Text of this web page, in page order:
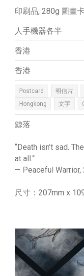
印刷品, 280g 圖畫
人手機器各半
香港
香港
Postcard 明信片
Hongkong
文字
鯨落
“Death isn’t sad.
at all.”
— Peaceful Warrior,
尺寸：207mm x